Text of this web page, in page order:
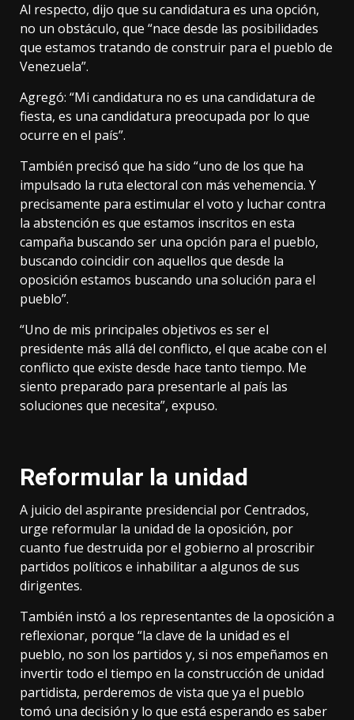
Al respecto, dijo que su candidatura es una opción,
no un obstáculo, que “nace desde las posibilidades
que estamos tratando de construir para el pueblo de
Venezuela”.
Agregó: “Mi candidatura no es una candidatura de
fiesta, es una candidatura preocupada por lo que
ocurre en el país”.
También precisó que ha sido “uno de los que ha
impulsado la ruta electoral con más vehemencia. Y
precisamente para estimular el voto y luchar contra
la abstención es que estamos inscritos en esta
campaña buscando ser una opción para el pueblo,
buscando coincidir con aquellos que desde la
oposición estamos buscando una solución para el
pueblo”.
“Uno de mis principales objetivos es ser el
presidente más allá del conflicto, el que acabe con el
conflicto que existe desde hace tanto tiempo. Me
siento preparado para presentarle al país las
soluciones que necesita”, expuso.
Reformular la unidad
A juicio del aspirante presidencial por Centrados,
urge reformular la unidad de la oposición, por
cuanto fue destruida por el gobierno al proscribir
partidos políticos e inhabilitar a algunos de sus
dirigentes.
También instó a los representantes de la oposición a
reflexionar, porque “la clave de la unidad es el
pueblo, no son los partidos y, si nos empeñamos en
invertir todo el tiempo en la construcción de unidad
partidista, perderemos de vista que ya el pueblo
tomó una decisión y lo que está esperando es saber